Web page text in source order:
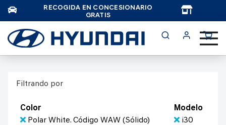
RECOGIDA EN CONCESIONARIO
GRATIS
Filtrando por
Color
Polar White. Código WAW (Sólido)
Modelo
i30